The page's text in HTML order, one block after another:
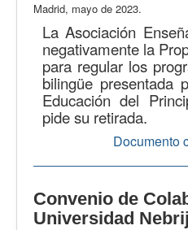
Madrid, mayo de 2023.
La Asociación
negativamente la
para regular los
bilingüe presentada
Educación del
pide su retirada.
Documento
Convenio de
Universidad